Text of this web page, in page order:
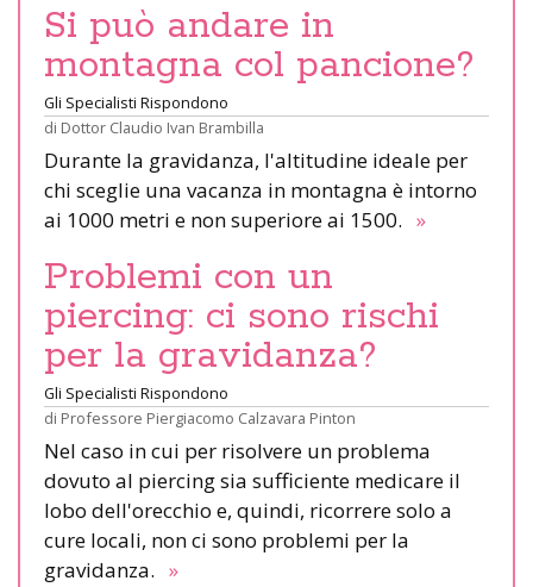
Si può andare in
montagna col pancione?
Gli Specialisti Rispondono
di Dottor Claudio Ivan Brambilla
Durante la gravidanza, l'altitudine ideale per
chi sceglie una vacanza in montagna è intorno
ai 1000 metri e non superiore ai 1500. »
Problemi con un
piercing: ci sono rischi
per la gravidanza?
Gli Specialisti Rispondono
di Professore Piergiacomo Calzavara Pinton
Nel caso in cui per risolvere un problema
dovuto al piercing sia sufficiente medicare il
lobo dell'orecchio e, quindi, ricorrere solo a
cure locali, non ci sono problemi per la
gravidanza. »